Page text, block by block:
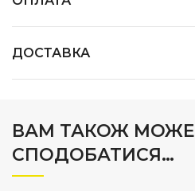
ДОСТАВКА
ВАМ ТАКОЖ МОЖЕ
СПОДОБАТИСЯ…